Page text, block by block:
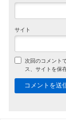
サイト
次回のコメント
ス、サイトを保